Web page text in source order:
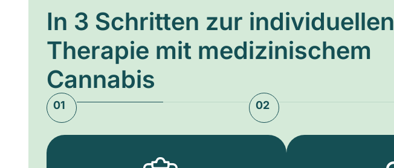
In 3 Schritten zur individuellen
Therapie mit medizinischem
Cannabis
01 02